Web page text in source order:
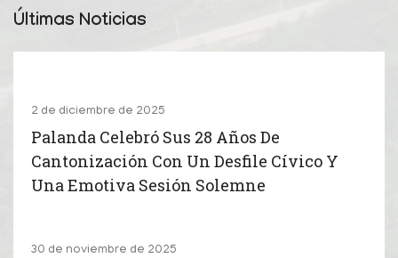
Últimas Noticias
2 de diciembre de 2025
Palanda Celebró Sus 28 Años De
Cantonización Con Un Desfile Cívico Y
Una Emotiva Sesión Solemne
30 de noviembre de 2025